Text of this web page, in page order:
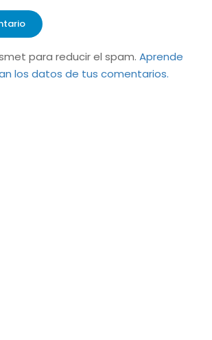
para reducir el spam. Aprende
los datos de tus comentarios.